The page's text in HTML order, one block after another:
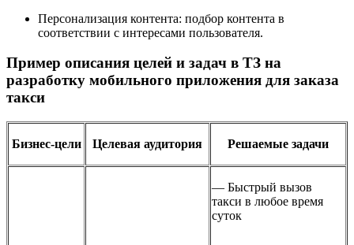
Персонализация контента: подбор контента в
соответствии с интересами пользователя.
Пример описания целей и задач в ТЗ на
разработку мобильного приложения для заказа
такси
Бизнес-цели Целевая аудитория Решаемые задачи
— Быстрый вызов
такси в любое время
суток